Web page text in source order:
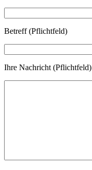
Betreff (Pflichtfeld)
Ihre Nachricht (Pflichtfeld)